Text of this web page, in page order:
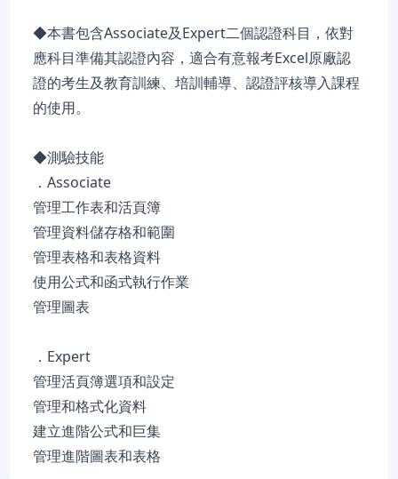
◆本書包含Associate及Expert二個認證科目，依對
應科目準備其認證內容，適合有意報考Excel原廠認
證的考生及教育訓練、培訓輔導、認證評核導入課程
的使用。
◆測驗技能
．Associate
管理工作表和活頁簿
管理資料儲存格和範圍
管理表格和表格資料
使用公式和函式執行作業
管理圖表
．Expert
管理活頁簿選項和設定
管理和格式化資料
建立進階公式和巨集
管理進階圖表和表格